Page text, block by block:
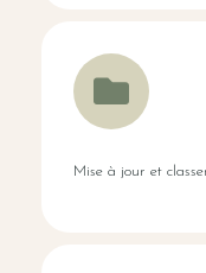
Mise à jour et